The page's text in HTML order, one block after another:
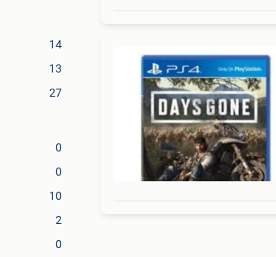
14
13
27
0
0
10
2
0